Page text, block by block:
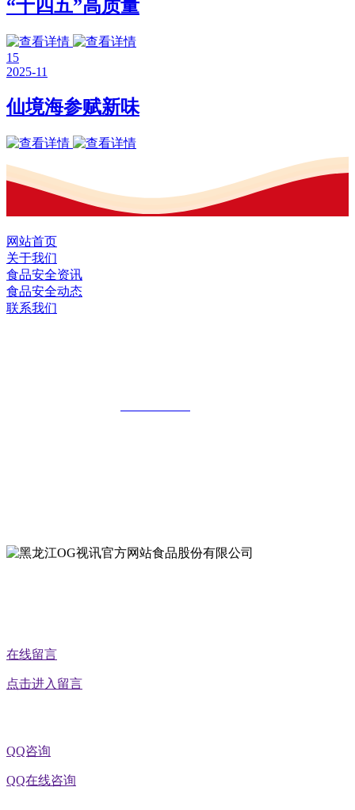
“十四五”高质量
15
2025-11
仙境海参赋新味
网站首页
关于我们
食品安全资讯
食品安全动态
联系我们
在线留言
点击进入留言
QQ咨询
QQ在线咨询